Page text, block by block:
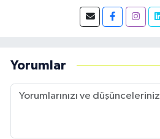
Yorumlar